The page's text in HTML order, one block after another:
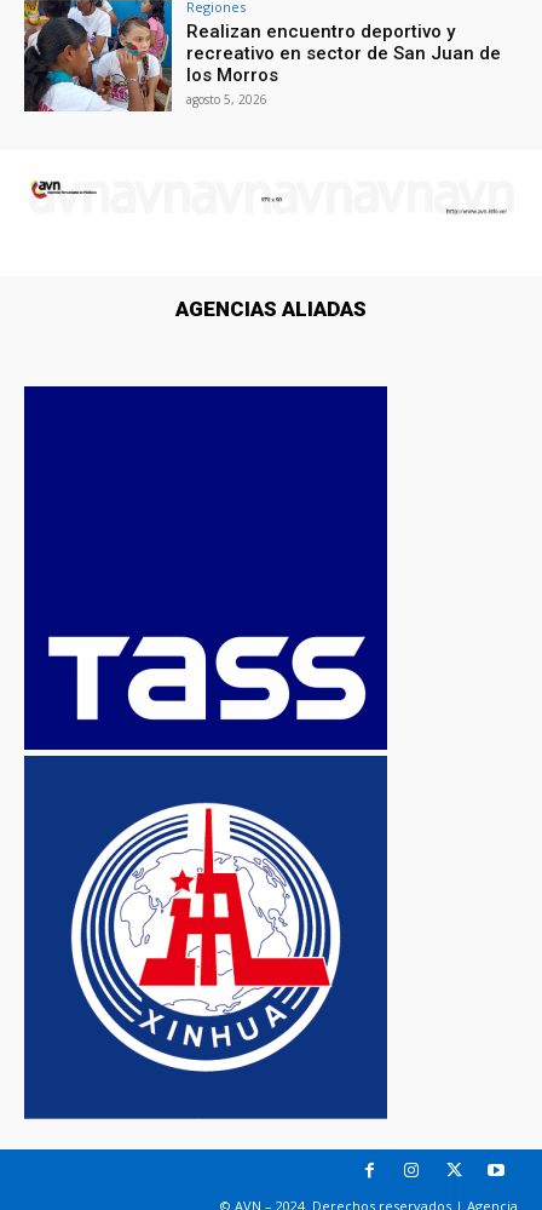
Regiones
Realizan encuentro deportivo y
recreativo en sector de San Juan de
los Morros
agosto 5, 2026
AGENCIAS ALIADAS
© AVN – 2024. Derechos reservados | Agencia